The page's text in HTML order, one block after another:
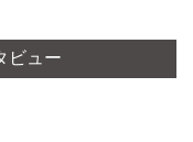
ビュー